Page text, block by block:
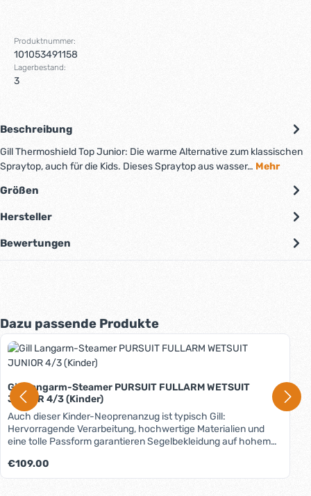
Produktnummer:
101053491158
Lagerbestand:
3
Beschreibung
Gill Thermoshield Top Junior: Die warme Alternative zum klassischen
Spraytop, auch für die Kids. Dieses Spraytop aus wasser… Mehr
Größen
Hersteller
Bewertungen
Produktgalerie überspringen
Dazu passende Produkte
Gill Langarm-Steamer PURSUIT FULLARM WETSUIT
JUNIOR 4/3 (Kinder)
Auch dieser Kinder-Neoprenanzug ist typisch Gill:
Hervorragende Verarbeitung, hochwertige Materialien und
eine tolle Passform garantieren Segelbekleidung auf hohem
Körperbereich aus warmem 4mm starkem Neopren, im Brust-
und Rückenbereich aus Mesh Skin, innen mit Thermofutter. In
Regulärer Preis:
€109.00